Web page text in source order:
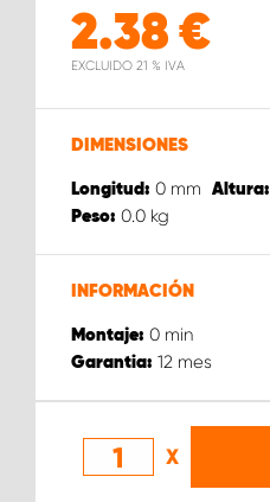
2.38 €
EXCLUIDO 21 % IVA
DIMENSIONES
Longitud: 0 mm Altura:
Peso: 0.0 kg
INFORMACIÓN
Montaje: 0 min
Garantia: 12 mes
X